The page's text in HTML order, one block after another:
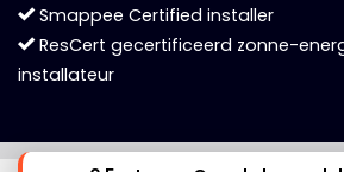
Smappee Certified installer
ResCert gecertificeerd zonne-
installateur
Cookies helpen ons bij het